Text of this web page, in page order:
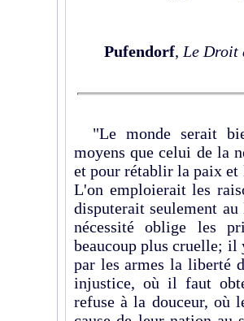
Pufendorf, Le Droit
"Le monde serait
moyens que celui de la
et pour rétablir la paix et
L'on emploierait les
disputerait seulement
nécessité oblige les
beaucoup plus cruelle; il
par les armes la liberté
injustice, où il faut
refuse à la douceur, où